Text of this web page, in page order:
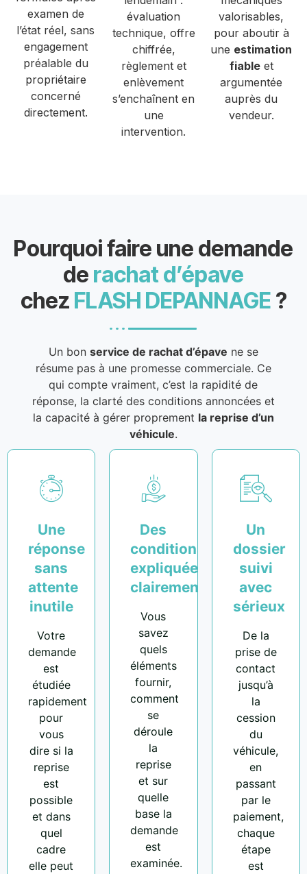
examen de
l’état réel, sans
engagement
préalable du
propriétaire
concerné
directement.
évaluation
technique, offre
chiffrée,
règlement et
enlèvement
s’enchaînent en
une
intervention.
valorisables,
pour aboutir à
une estimation
fiableet
argumentée
auprès du
vendeur.
Pourquoi faire une demande
de rachat d’épave
chez FLASH DEPANNAGE ?
Un bon service de rachat d’épave ne se
résume pas à une promesse commerciale. Ce
qui compte vraiment, c’est la rapidité de
réponse, la clarté des conditions annoncées et
la capacité à gérer proprement la reprise d’un
véhicule.
Une
réponse
sans
attente
inutile
Votre
demande
est
étudiée
rapidement
pour
vous
dire si la
reprise
est
possible
et dans
quel
cadre
elle peut
Des
conditions
expliquées
clairement
Vous
savez
quels
éléments
fournir,
comment
se
déroule
la
reprise
et sur
quelle
base la
demande
est
examinée.
Un
dossier
suivi
avec
sérieux
De la
prise de
contact
jusqu’à
la
cession
du
véhicule,
en
passant
par le
paiement,
chaque
étape
est